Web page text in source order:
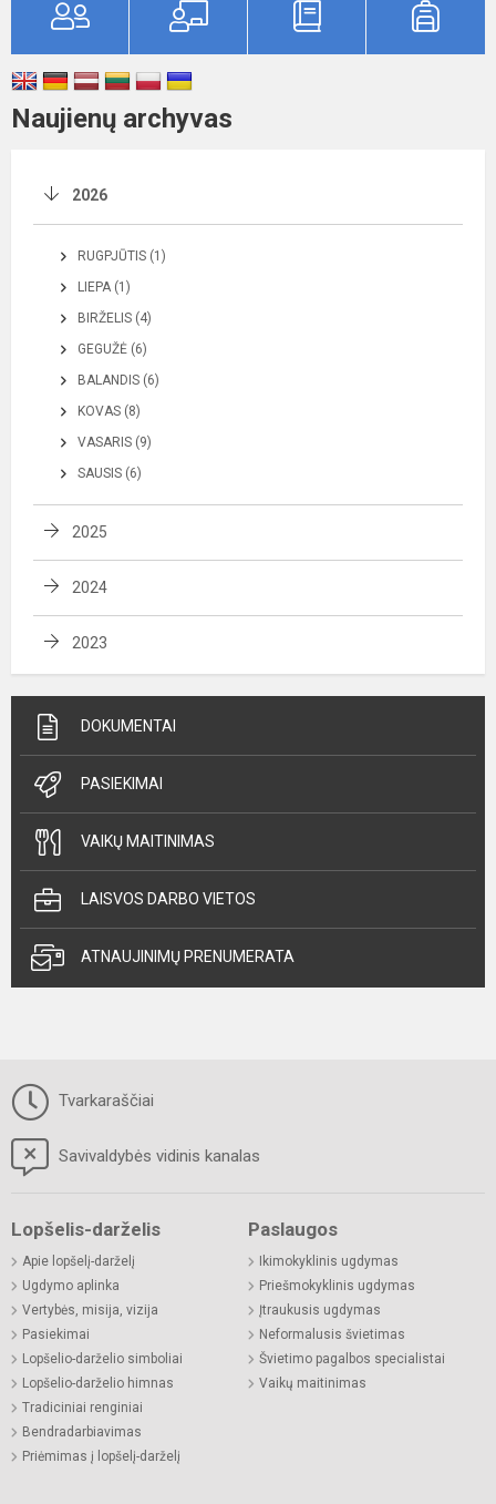
Naujienų archyvas
2026
RUGPJŪTIS (1)
LIEPA (1)
BIRŽELIS (4)
GEGUŽĖ (6)
BALANDIS (6)
KOVAS (8)
VASARIS (9)
SAUSIS (6)
2025
2024
2023
DOKUMENTAI
PASIEKIMAI
VAIKŲ MAITINIMAS
LAISVOS DARBO VIETOS
ATNAUJINIMŲ PRENUMERATA
Tvarkaraščiai
Savivaldybės vidinis kanalas
Lopšelis-darželis
Apie lopšelį-darželį
Ugdymo aplinka
Vertybės, misija, vizija
Pasiekimai
Lopšelio-darželio simboliai
Lopšelio-darželio himnas
Tradiciniai renginiai
Bendradarbiavimas
Priėmimas į lopšelį-darželį
Paslaugos
Ikimokyklinis ugdymas
Priešmokyklinis ugdymas
Įtraukusis ugdymas
Neformalusis švietimas
Švietimo pagalbos specialistai
Vaikų maitinimas